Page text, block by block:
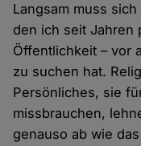
Langsam muss
den ich seit Jahren
Öffentlichkeit – vor
zu suchen hat.
Persönliches, sie
missbrauchen,
genauso ab wie